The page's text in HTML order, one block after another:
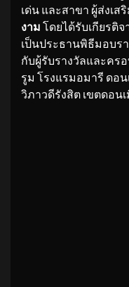
เด่น และสาขา ผู้ส่งเส
งาม โดยได้รับเกียรติจ
เป็นประธานพิธีมอบรา
กับผู้รับรางวัลและคร
รูม โรงแรมอมารี ดอ
วิภาวดีรังสิต เขตดอน